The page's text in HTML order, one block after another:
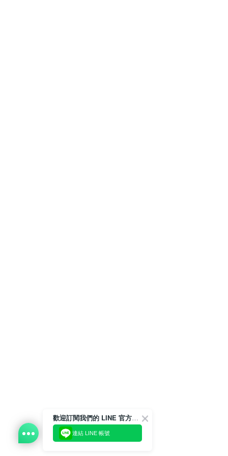
歡迎訂閱我們的 LINE 官方帳號
連結 LINE 帳號